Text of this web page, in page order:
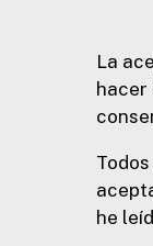
La
hacer
he